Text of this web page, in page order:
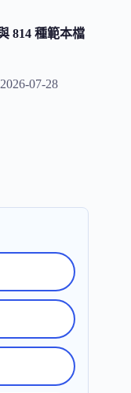
814 種範本檔
2026-07-28